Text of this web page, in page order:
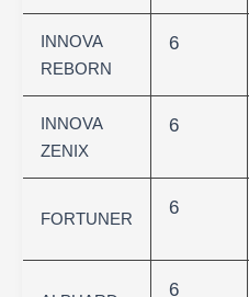
INNOVA
REBORN
6
INNOVA
ZENIX
6
FORTUNER
6
6